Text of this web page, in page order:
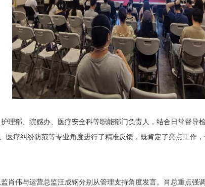
部、院感办、医疗安全科等职能部门负责人，结合日常督导
医疗纠纷防范等专业角度进行了精准反馈，既肯定了亮点工作
伟与运营总监汪成钢分别从管理支持角度发言。肖总重点强